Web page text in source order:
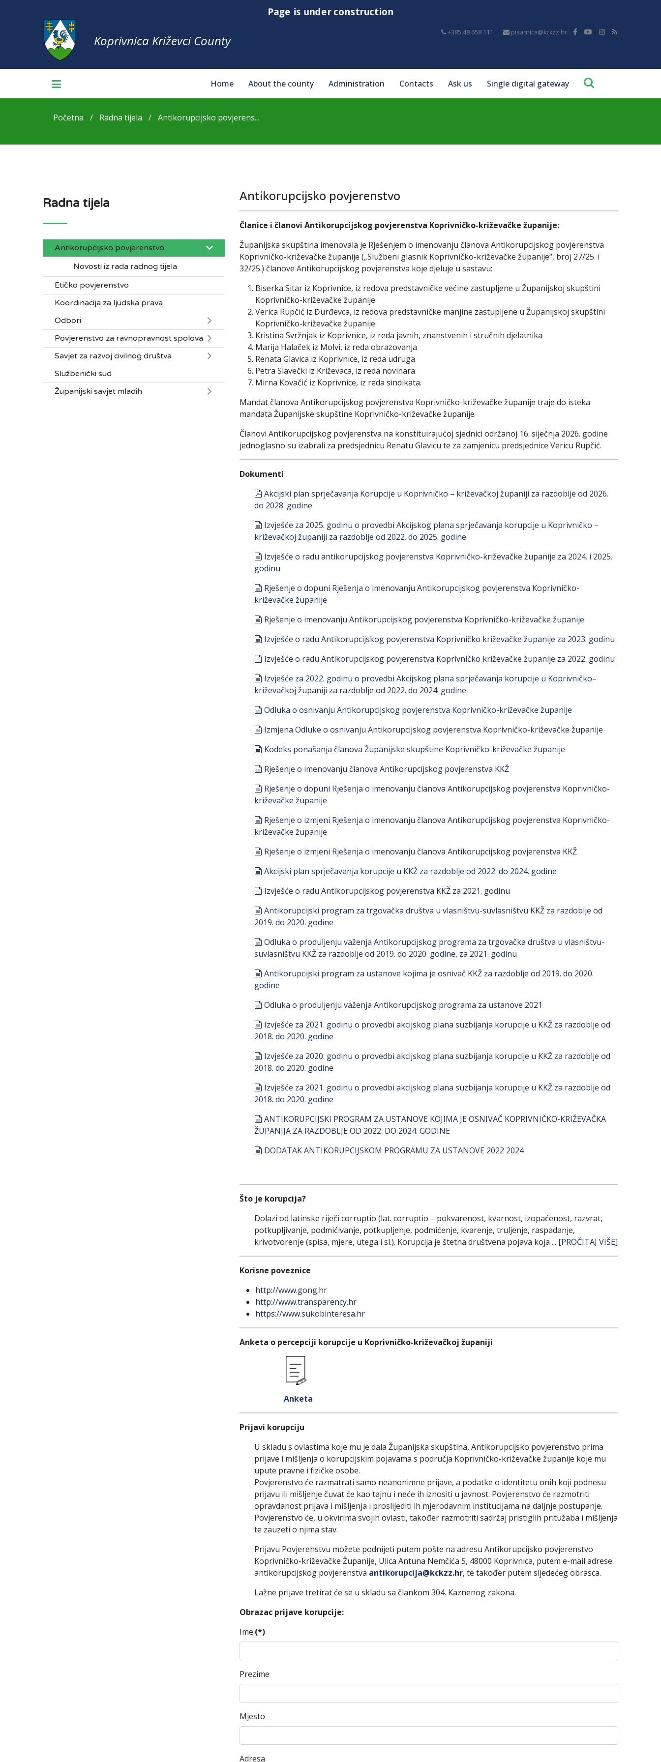
Page is under construction
+385 48 658 111 pisarnica@kckzz.hr
Koprivnica Križevci County
Home About the county Administration Contacts Ask us Single digital gateway
Početna Radna tijela Antikorupcijsko povjerens...
Radna tijela
Antikorupcijsko povjerenstvo
Novosti iz rada radnog tijela
Etičko povjerenstvo
Koordinacija za ljudska prava
Odbori
Povjerenstvo za ravnopravnost spolova
Savjet za razvoj civilnog društva
Službenički sud
Županijski savjet mladih
Antikorupcijsko povjerenstvo
Članice i članovi Antikorupcijskog povjerenstva Koprivničko-križevačke županije:
Županijska skupština imenovala je Rješenjem o imenovanju članova Antikorupcijskog povjerenstva
Koprivničko-križevačke županije („Službeni glasnik Koprivničko-križevačke županije“, broj 27/25. i
32/25.) članove Antikorupcijskog povjerenstva koje djeluje u sastavu:
Biserka Sitar iz Koprivnice, iz redova predstavničke većine zastupljene u Županijskoj skupštini
Koprivničko-križevačke županije
Verica Rupčić iz Đurđevca, iz redova predstavničke manjine zastupljene u Županijskoj skupštini
Koprivničko-križevačke županije
Kristina Svržnjak iz Koprivnice, iz reda javnih, znanstvenih i stručnih djelatnika
Marija Halaček iz Molvi, iz reda obrazovanja
Renata Glavica iz Koprivnice, iz reda udruga
Petra Slavečki iz Križevaca, iz reda novinara
Mirna Kovačić iz Koprivnice, iz reda sindikata.
Mandat članova Antikorupcijskog povjerenstva Koprivničko-križevačke županije traje do isteka
mandata Županijske skupštine Koprivničko-križevačke županije
Članovi Antikorupcijskog povjerenstva na konstituirajućoj sjednici održanoj 16. siječnja 2026. godine
jednoglasno su izabrali za predsjednicu Renatu Glavicu te za zamjenicu predsjednice Vericu Rupčić.
Dokumenti
pdf
Akcijski plan sprječavanja Korupcije u Koprivničko – križevačkoj županiji za razdoblje od 2026.
do 2028. godine
document
Izvješće za 2025. godinu o provedbi Akcijskog plana sprječavanja korupcije u Koprivničko –
križevačkoj županiji za razdoblje od 2022. do 2025. godine
document
Izvješće o radu antikorupcijskog povjerenstva Koprivničko-križevačke županije za 2024. i 2025.
godinu
document
Rješenje o dopuni Rješenja o imenovanju Antikorupcijskog povjerenstva Koprivničko-
križevačke županije
document
Rješenje o imenovanju Antikorupcijskog povjerenstva Koprivničko-križevačke županije
document
Izvješće o radu Antikorupcijskog povjerenstva Koprivničko križevačke županije za 2023. godinu
document
Izvješće o radu Antikorupcijskog povjerenstva Koprivničko križevačke županije za 2022. godinu
document
Izvješće za 2022. godinu o provedbi Akcijskog plana sprječavanja korupcije u Koprivničko–
križevačkoj županiji za razdoblje od 2022. do 2024. godine
document
Odluka o osnivanju Antikorupcijskog povjerenstva Koprivničko-križevačke županije
document
Izmjena Odluke o osnivanju Antikorupcijskog povjerenstva Koprivničko-križevačke županije
document
Kodeks ponašanja članova Županijske skupštine Koprivničko-križevačke županije
document
Rješenje o imenovanju članova Antikorupcijskog povjerenstva KKŽ
document
Rješenje o dopuni Rješenja o imenovanju članova Antikorupcijskog povjerenstva Koprivničko-
križevačke županije
document
Rješenje o izmjeni Rješenja o imenovanju članova Antikorupcijskog povjerenstva Koprivničko-
križevačke županije
document
Rješenje o izmjeni Rješenja o imenovanju članova Antikorupcijskog povjerenstva KKŽ
document
Akcijski plan sprječavanja korupcije u KKŽ za razdoblje od 2022. do 2024. godine
document
Izvješće o radu Antikorupcijskog povjerenstva KKŽ za 2021. godinu
document
Antikorupcijski program za trgovačka društva u vlasništvu-suvlasništvu KKŽ za razdoblje od
2019. do 2020. godine
document
Odluka o produljenju važenja Antikorupcijskog programa za trgovačka društva u vlasništvu-
suvlasništvu KKŽ za razdoblje od 2019. do 2020. godine, za 2021. godinu
document
Antikorupcijski program za ustanove kojima je osnivač KKŽ za razdoblje od 2019. do 2020.
godine
document
Odluka o produljenju važenja Antikorupcijskog programa za ustanove 2021
document
Izvješće za 2021. godinu o provedbi akcijskog plana suzbijanja korupcije u KKŽ za razdoblje od
2018. do 2020. godine
document
Izvješće za 2020. godinu o provedbi akcijskog plana suzbijanja korupcije u KKŽ za razdoblje od
2018. do 2020. godine
document
Izvješće za 2021. godinu o provedbi akcijskog plana suzbijanja korupcije u KKŽ za razdoblje od
2018. do 2020. godine
document
ANTIKORUPCIJSKI PROGRAM ZA USTANOVE KOJIMA JE OSNIVAČ KOPRIVNIČKO-KRIŽEVAČKA
ŽUPANIJA ZA RAZDOBLJE OD 2022. DO 2024. GODINE
document
DODATAK ANTIKORUPCIJSKOM PROGRAMU ZA USTANOVE 2022 2024
Što je korupcija?
Dolazi od latinske riječi corruptio (lat. corruptio – pokvarenost, kvarnost, izopaćenost, razvrat,
potkupljivanje, podmićivanje, potkupljenje, podmićenje, kvarenje, truljenje, raspadanje,
krivotvorenje (spisa, mjere, utega i sl.). Korupcija je štetna društvena pojava koja ... [PROČITAJ VIŠE]
Korisne poveznice
http://www.gong.hr
http://www.transparency.hr
https://www.sukobinteresa.hr
Anketa o percepciji korupcije u Koprivničko-križevačkoj županiji
Anketa
Prijavi korupciju
U skladu s ovlastima koje mu je dala Županijska skupština, Antikorupcijsko povjerenstvo prima
prijave i mišljenja o korupcijskim pojavama s područja Koprivničko-križevačke županije koje mu
upute pravne i fizičke osobe.
Povjerenstvo će razmatrati samo neanonimne prijave, a podatke o identitetu onih koji podnesu
prijavu ili mišljenje čuvat će kao tajnu i neće ih iznositi u javnost. Povjerenstvo će razmotriti
opravdanost prijava i mišljenja i proslijediti ih mjerodavnim institucijama na daljnje postupanje.
Povjerenstvo će, u okvirima svojih ovlasti, također razmotriti sadržaj pristiglih pritužaba i mišljenja
te zauzeti o njima stav.
Prijavu Povjerenstvu možete podnijeti putem pošte na adresu Antikorupcijsko povjerenstvo
Koprivničko-križevačke Županije, Ulica Antuna Nemčića 5, 48000 Koprivnica, putem e-mail adrese
antikorupcijskog povjerenstva antikorupcija@kckzz.hr, te također putem sljedećeg obrasca.
Lažne prijave tretirat će se u skladu sa člankom 304. Kaznenog zakona.
Obrazac prijave korupcije:
Ime (*)
Prezime
Mjesto
Adresa